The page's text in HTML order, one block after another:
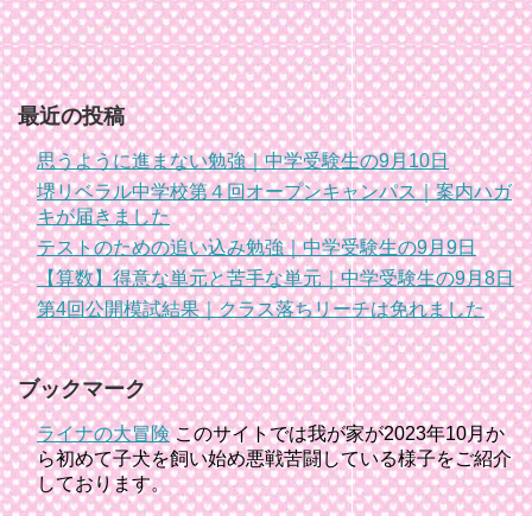
最近の投稿
思うように進まない勉強｜中学受験生の9月10日
堺リベラル中学校第４回オープンキャンパス｜案内ハガ
キが届きました
テストのための追い込み勉強｜中学受験生の9月9日
【算数】得意な単元と苦手な単元｜中学受験生の9月8日
第4回公開模試結果｜クラス落ちリーチは免れました
ブックマーク
ライナの大冒険このサイトでは我が家が2023年10月か
ら初めて子犬を飼い始め悪戦苦闘している様子をご紹介
しております。